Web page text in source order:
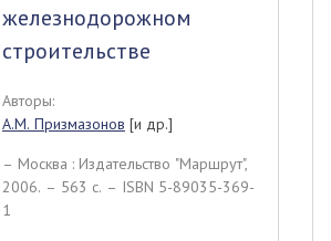
железнодорожном
строительстве
Авторы:
А.М. Призмазонов [и др.]
– Москва : Издательство "Маршрут",
2006. – 563 c. – ISBN 5-89035-369-
1